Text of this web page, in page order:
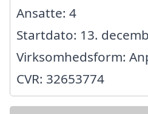
Ansatte: 4
Startdato: 13.
Virksomhedsform:
CVR: 32653774